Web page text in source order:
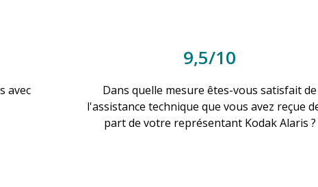
avec
9,5/10
Dans quelle mesure êtes-vous satisfait de
l'assistance technique que vous avez reçue
part de votre représentant Kodak Alaris ?